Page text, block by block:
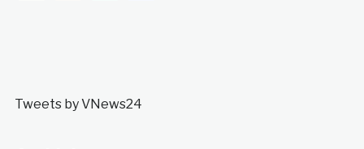
Tweets by VNews24